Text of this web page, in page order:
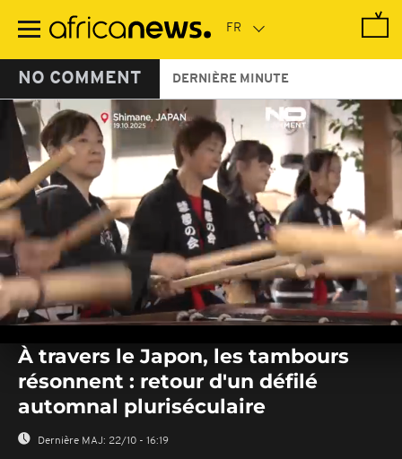
contenu
NO COMMENT DERNIÈRE MINUTE
seconds
seconds
À travers le Japon, les tambours
résonnent : retour d'un défilé
automnal pluriséculaire
Dernière MAJ: 22/10 - 16:19